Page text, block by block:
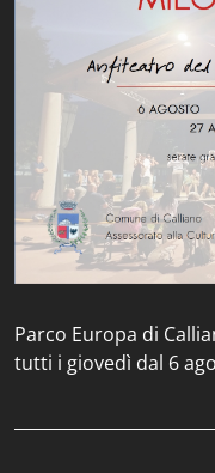
Parco Europa di
tutti i giovedì dal 6